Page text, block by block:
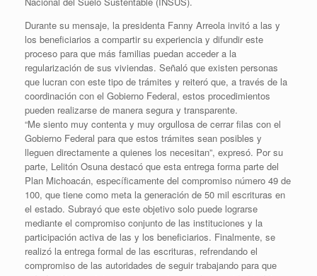
Durante su mensaje, la presidenta Fanny Arreola invitó a las y
los beneficiarios a compartir su experiencia y difundir este
proceso para que más familias puedan acceder a la
regularización de sus viviendas. Señaló que existen personas
que lucran con este tipo de trámites y reiteró que, a través de la
coordinación con el Gobierno Federal, estos procedimientos
pueden realizarse de manera segura y transparente.
“Me siento muy contenta y muy orgullosa de cerrar filas con el
Gobierno Federal para que estos trámites sean posibles y
lleguen directamente a quienes los necesitan”, expresó. Por su
parte, Lelitón Osuna destacó que esta entrega forma parte del
Plan Michoacán, específicamente del compromiso número 49 de
100, que tiene como meta la generación de 50 mil escrituras en
el estado. Subrayó que este objetivo solo puede lograrse
mediante el compromiso conjunto de las instituciones y la
participación activa de las y los beneficiarios. Finalmente, se
realizó la entrega formal de las escrituras, refrendando el
compromiso de las autoridades de seguir trabajando para que